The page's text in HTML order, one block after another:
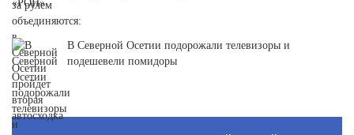
В Северной Осетии подорожали телевизоры и
подешевели помидоры